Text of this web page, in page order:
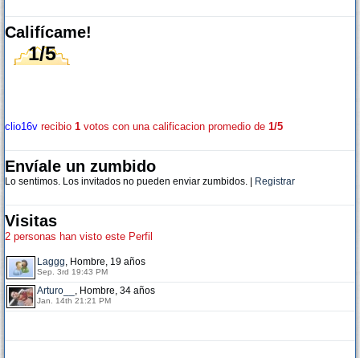
Califícame!
1/5
clio16v recibio 1 votos con una calificacion promedio de 1/5
Envíale un zumbido
Lo sentimos. Los invitados no pueden enviar zumbidos. | Registrar
Visitas
2 personas han visto este Perfil
Laggg, Hombre, 19 años
Sep. 3rd 19:43 PM
Arturo__ , Hombre, 34 años
Jan. 14th 21:21 PM